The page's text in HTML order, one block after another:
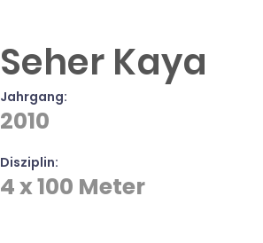
Seher Kaya
Jahrgang:
2010
Disziplin:
4 x 100 Meter